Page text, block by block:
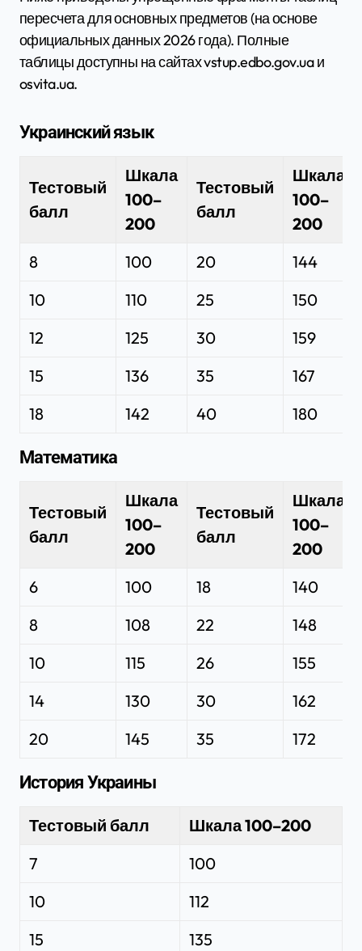
пересчета для основных предметов (на основе
официальных данных 2026 года). Полные
таблицы доступны на сайтах vstup.edbo.gov.ua и
osvita.ua.
Украинский язык
Тестовый
балл
Шкала
100–
200
Тестовый
балл
Шкала
100–
200
8
100 20
144
10
110 25
150
12
125 30
159
15
136 35
167
18
142 40 180
Математика
Тестовый
балл
Шкала
100–
200
Тестовый
балл
Шкала
100–
200
6
100 18
140
8
108 22
148
10
115 26
155
14
130 30
162
20
145 35 172
История Украины
Тестовый балл
Шкала 100–200
7
100
10
112
15
135